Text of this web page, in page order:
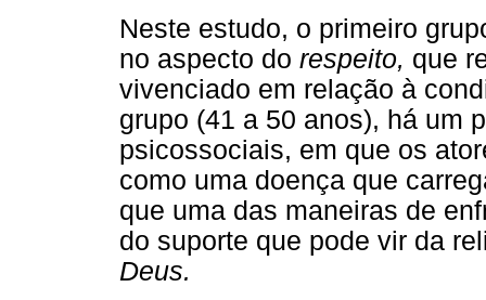
Neste estudo, o primeiro
no aspecto do respeito, que
vivenciado em relação à
grupo (41 a 50 anos), há um
psicossociais, em que os
como uma doença que
que uma das maneiras de
do suporte que pode vir da
Deus.